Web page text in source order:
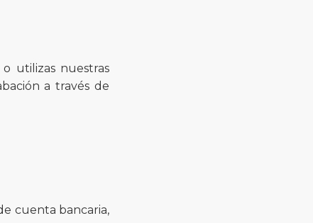
utilizas nuestras
a través de
cuenta bancaria,